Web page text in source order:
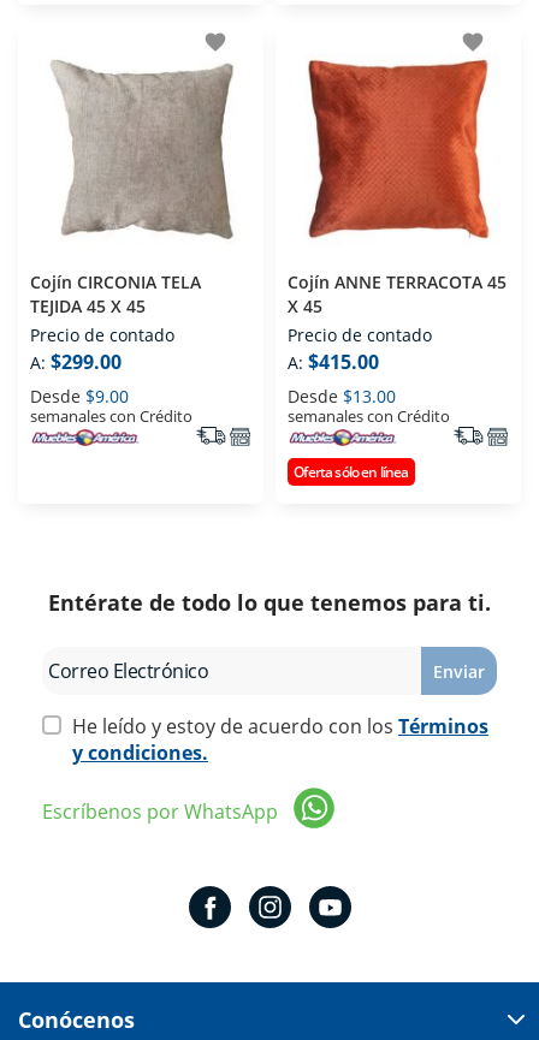
favorite
Cojín CIRCONIA TELA
TEJIDA 45 X 45
Precio de contado
A: $299.00
Desde $9.00
semanales con Crédito
favorite
Cojín ANNE TERRACOTA 45
X 45
Precio de contado
A: $415.00
Desde $13.00
semanales con Crédito
Oferta sólo en línea
Entérate de todo lo que tenemos para ti.
Enviar
He leído y estoy de acuerdo con los Términos
y condiciones.
Escríbenos por WhatsApp
Conócenos